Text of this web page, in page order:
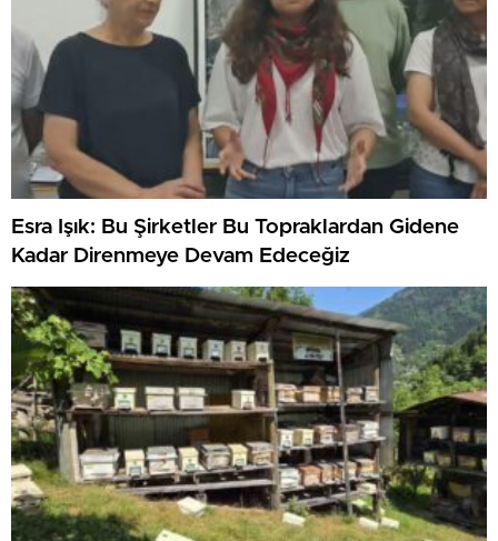
Esra Işık: Bu Şirketler Bu Topraklardan Gidene
Kadar Direnmeye Devam Edeceğiz